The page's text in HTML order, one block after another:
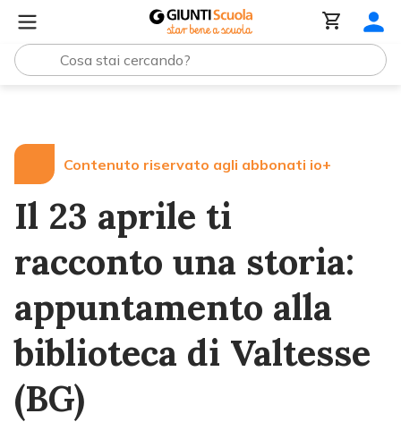
Contenuto riservato agli abbonati io+
Il 23 aprile ti
racconto una storia:
appuntamento alla
biblioteca di Valtesse
(BG)